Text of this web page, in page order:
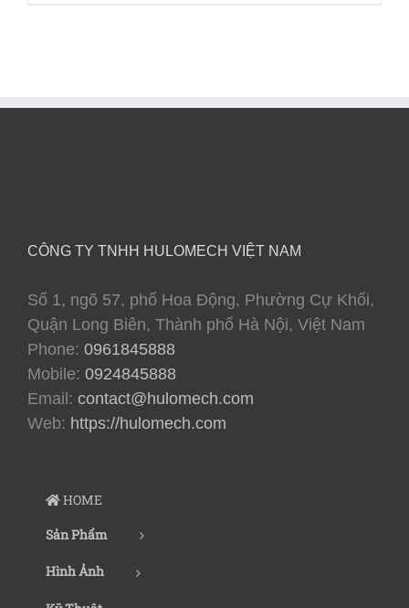
CÔNG TY TNHH HULOMECH VIỆT NAM
Số 1, ngõ 57, phố Hoa Động, Phường Cự Khối,
Quận Long Biên, Thành phố Hà Nội, Việt Nam
Phone: 0961845888
Mobile: 0924845888
Email: contact@hulomech.com
Web: https://hulomech.com
HOME
Sản Phẩm
Hình Ảnh